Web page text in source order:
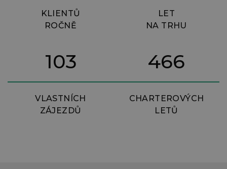
KLIENTŮ
ROČNĚ
LET
NA TRHU
VLASTNÍCH
ZÁJEZDŮ
103
CHARTEROVÝCH
LETŮ
466